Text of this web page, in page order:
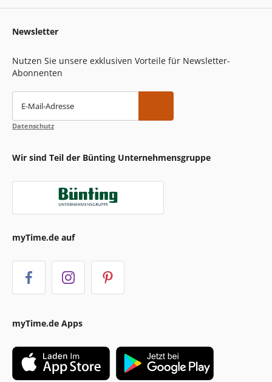
Newsletter
Nutzen Sie unsere exklusiven Vorteile für Newsletter-
Abonnenten
E-Mail-Adresse
Datenschutz
Wir sind Teil der Bünting Unternehmensgruppe
myTime.de auf
myTime.de Apps